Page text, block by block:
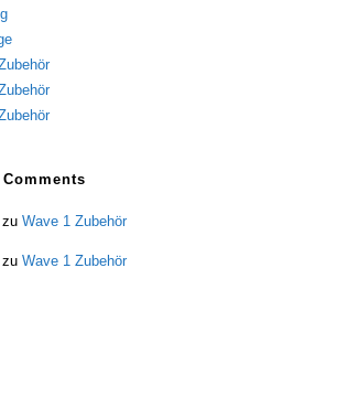
zuWave 1 Zubehör
zuWave 1 Zubehör